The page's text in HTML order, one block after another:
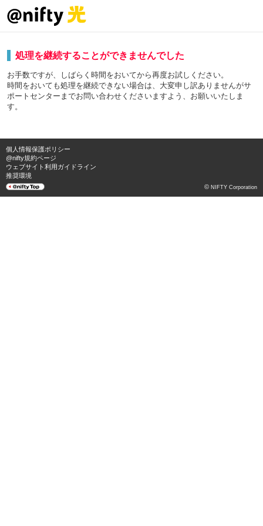
処理を継続することができませんでした
お手数ですが、しばらく時間をおいてから再度お試しください。
時間をおいても処理を継続できない場合は、大変申し訳ありませんがサ
ポートセンターまでお問い合わせくださいますよう、お願いいたしま
す。
個人情報保護ポリシー
@nifty規約ページ
ウェブサイト利用ガイドライン
推奨環境
© NIFTY Corporation